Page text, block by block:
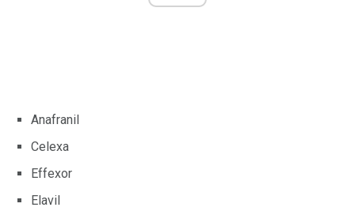
Anafranil
Celexa
Effexor
Elavil